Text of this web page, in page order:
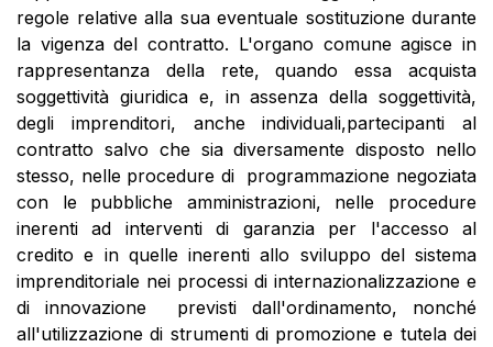
regole relative alla sua eventuale sostituzione durante
la vigenza del contratto. L'organo comune agisce in
rappresentanza della rete, quando essa acquista
soggettività giuridica e, in assenza della soggettività,
degli imprenditori, anche individuali,partecipanti al
contratto salvo che sia diversamente disposto nello
stesso, nelle procedure di programmazione negoziata
con le pubbliche amministrazioni, nelle procedure
inerenti ad interventi di garanzia per l'accesso al
credito e in quelle inerenti allo sviluppo del sistema
imprenditoriale nei processi di internazionalizzazione e
di innovazione previsti dall'ordinamento, nonché
all'utilizzazione di strumenti di promozione e tutela dei